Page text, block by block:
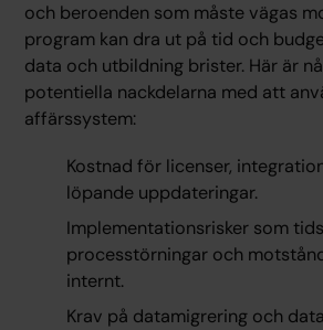
och beroenden som måste vägas
program kan dra ut på tid och
data och utbildning brister. Här är
potentiella nackdelarna med att
affärssystem:
Kostnad för licenser,
löpande uppdateringar.
Implementationsrisker som
processtörningar och
internt.
Krav på datamigrering och